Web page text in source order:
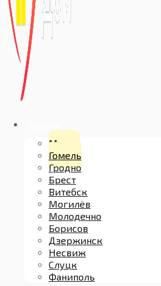
Минск
Гомель
Гродно
Брест
Витебск
Могилёв
Молодечно
Борисов
Дзержинск
Несвиж
Слуцк
Фаниполь